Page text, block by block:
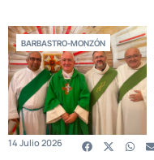
BARBASTRO-MONZÓN
14 Julio 2026